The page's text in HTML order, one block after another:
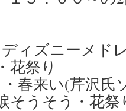
ィズニーメド
花祭り
春来い(芹沢氏
そうそう・花祭